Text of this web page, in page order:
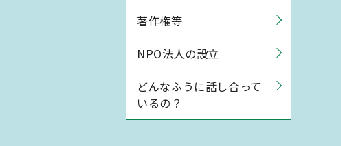
著作権等
NPO法人の設立
どんなふうに話し合って
いるの？